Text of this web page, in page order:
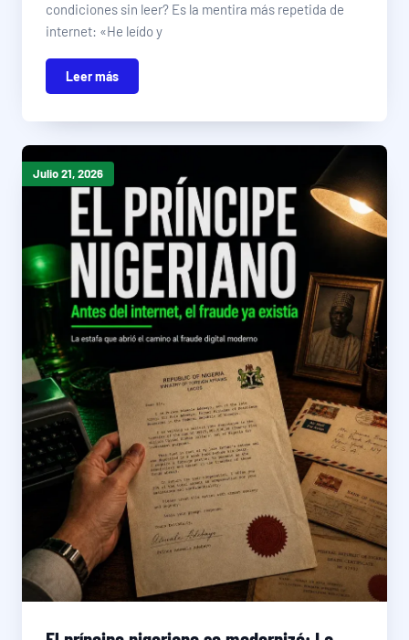
condiciones sin leer? Es la mentira más repetida de
internet: «He leído y
Leer más
Julio 21, 2026